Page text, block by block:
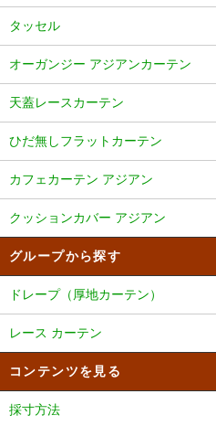
タッセル
オーガンジー アジアンカーテン
天蓋レースカーテン
ひだ無しフラットカーテン
カフェカーテン アジアン
クッションカバー アジアン
グループから探す
ドレープ（厚地カーテン）
レース カーテン
コンテンツを見る
採寸方法